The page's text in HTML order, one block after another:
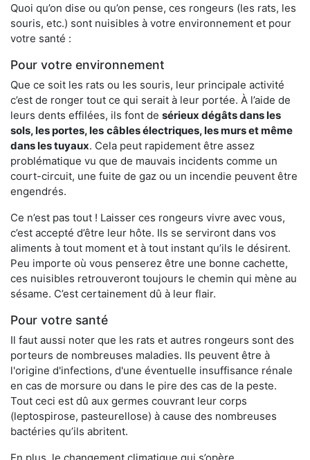
Quoi qu’on dise ou qu’on pense, ces rongeurs (les rats, les
souris, etc.) sont nuisibles à votre environnement et pour
votre santé :
Pour votre environnement
Que ce soit les rats ou les souris, leur principale activité
c’est de ronger tout ce qui serait à leur portée. À l’aide de
leurs dents effilées, ils font de sérieux dégâts dans les
sols, les portes, les câbles électriques, les murs et même
dans les tuyaux. Cela peut rapidement être assez
problématique vu que de mauvais incidents comme un
court-circuit, une fuite de gaz ou un incendie peuvent être
engendrés.
Ce n’est pas tout ! Laisser ces rongeurs vivre avec vous,
c’est accepté d’être leur hôte. Ils se serviront dans vos
aliments à tout moment et à tout instant qu’ils le désirent.
Peu importe où vous penserez être une bonne cachette,
ces nuisibles retrouveront toujours le chemin qui mène au
sésame. C’est certainement dû à leur flair.
Pour votre santé
Il faut aussi noter que les rats et autres rongeurs sont des
porteurs de nombreuses maladies. Ils peuvent être à
l'origine d'infections, d'une éventuelle insuffisance rénale
en cas de morsure ou dans le pire des cas de la peste.
Tout ceci est dû aux germes couvrant leur corps
(leptospirose, pasteurellose) à cause des nombreuses
bactéries qu’ils abritent.